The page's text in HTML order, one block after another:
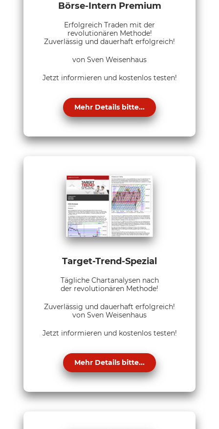
Börse-Intern Premium
Erfolgreich Traden mit der
revolutionären Methode!
Zuverlässig und dauerhaft erfolgreich!
von Sven Weisenhaus
Jetzt informieren und kostenlos testen!
Mehr Details bitte...
Target-Trend-Spezial
Tägliche Chartanalysen nach
der revolutionären Methode!
Zuverlässig und dauerhaft erfolgreich!
von Sven Weisenhaus
Jetzt informieren und kostenlos testen!
Mehr Details bitte...